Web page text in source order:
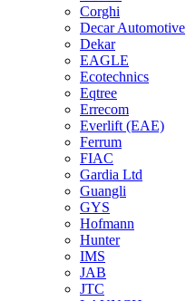
Corghi
Decar Automotive
Dekar
EAGLE
Ecotechnics
Eqtree
Errecom
Everlift (EAE)
Ferrum
FIAC
Gardia Ltd
Guangli
GYS
Hofmann
Hunter
IMS
JAB
JTC